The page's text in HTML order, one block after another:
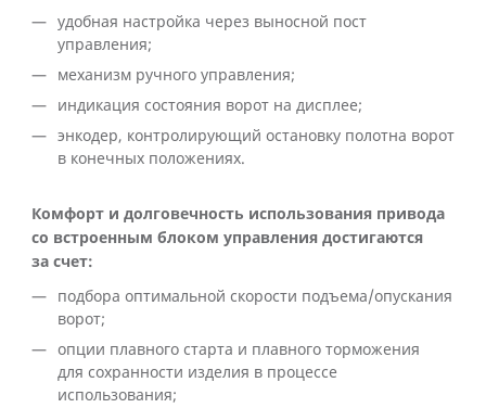
удобная настройка через выносной пост
управления;
механизм ручного управления;
индикация состояния ворот на дисплее;
энкодер, контролирующий остановку полотна ворот
в конечных положениях.
Комфорт и долговечность использования привода
со встроенным блоком управления достигаются
за счет:
подбора оптимальной скорости подъема/опускания
ворот;
опции плавного старта и плавного торможения
для сохранности изделия в процессе
использования;